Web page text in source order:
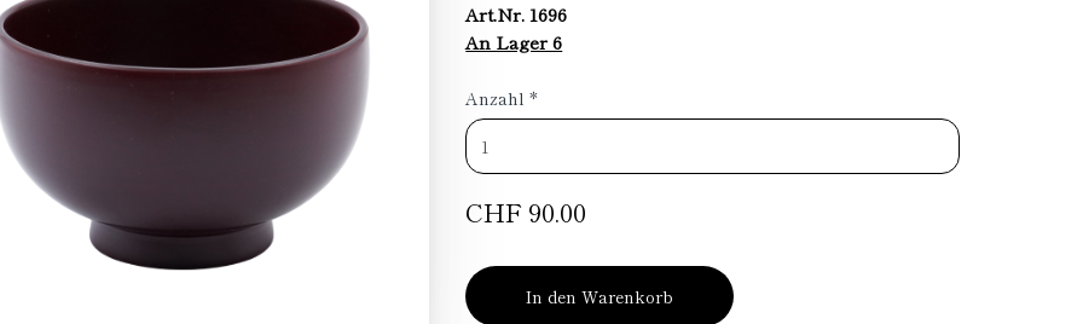
Art.Nr. 1696
An Lager 6
Anzahl *
CHF 90.00
In den Warenkorb